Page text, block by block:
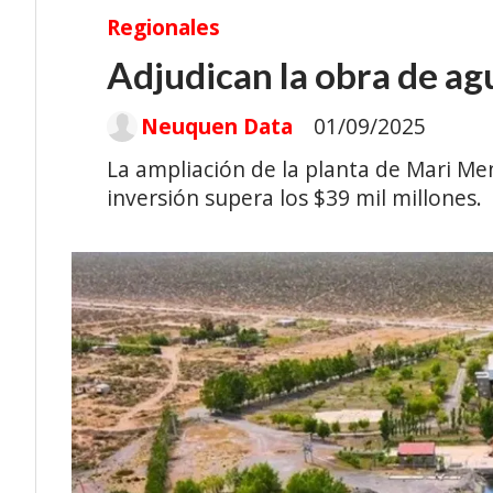
Adjudican la obra de
La ampliación de la planta de Mari
inversión supera los $39 mil millones.
Regionales
01/09/2025
Neuquen Data